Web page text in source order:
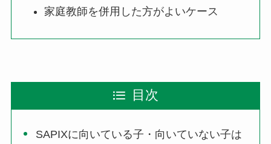
家庭教師を併用した方がよいケース
目次
SAPIXに向いている子・向いていない子は